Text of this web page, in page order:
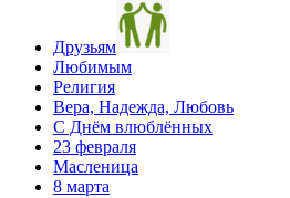
Друзьям
Любимым
Религия
Вера, Надежда, Любовь
С Днём влюблённых
23 февраля
Масленица
8 марта